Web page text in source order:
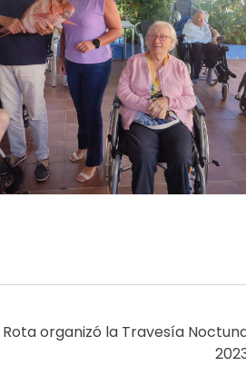
organizó la Travesía